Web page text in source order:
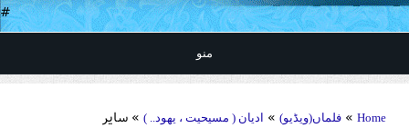
#
منو
Home
» فلماں(ویڈیو) » ادیان ( مسیحیت ، یهود.. ) » سایر